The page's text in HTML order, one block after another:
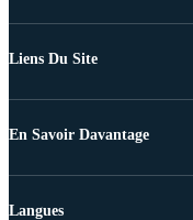
Liens Du Site
En Savoir Davantage
Langues